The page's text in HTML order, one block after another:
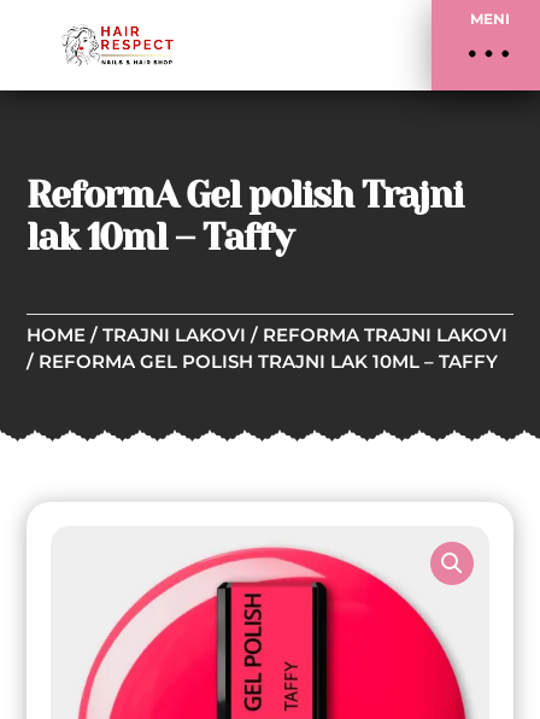
MENI
ReformA Gel polish Trajni
lak 10ml – Taffy
HOME /TRAJNI LAKOVI / REFORMA TRAJNI LAKOVI
/ REFORMA GEL POLISH TRAJNI LAK 10ML – TAFFY